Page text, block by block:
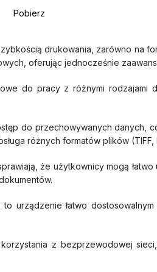
Pobierz
drukowania, zarówno na
oferując jednocześnie
do pracy z różnymi rodzajami
do przechowywanych
różnych formatów plików
że użytkownicy mogą
łatwo
z bezprzewodowej